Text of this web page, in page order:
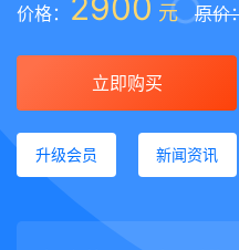
价格： 元 原价
立即购买
升级会员 新闻资讯